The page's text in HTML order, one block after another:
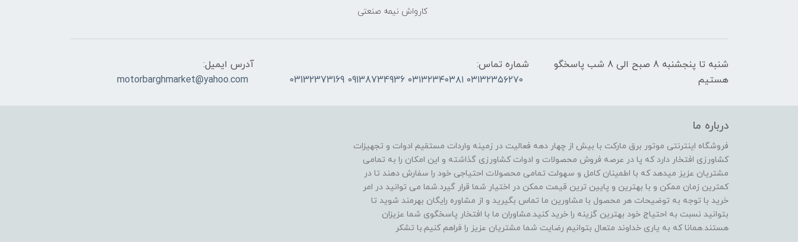
کارواش نیمه صنعتی
شنبه تا پنجشنبه 8 صبح الی 8 شب پاسخگو
هستیم
شماره تماس:
۰۳۱۳۲۳۵۶۲۷۰ ۰۳۱۳۲۳۴۰۳۸۱ 09138734936 03132373169
آدرس ایمیل:
motorbarghmarket@yahoo.com
درباره ما
فروشگاه اینترنتی موتور برق مارکت با بیش از چهار دهه فعالیت در زمینه واردات مستقیم ادوات و تجهیزات
کشاورزی افتخار دارد که پا در عرصه فروش محصولات و ادوات کشاورزی گذاشته و این امکان را به تمامی
مشتریان عزیز میدهد که با اطمینان کامل و سهولت تمامی محصولات احتیاجی خود را سفارش دهند تا در
کمترین زمان ممکن و با بهترین و پایین ترین قیمت ممکن در اختیار شما قرار گیرد.شما می توانید در امر
خرید با توجه به توضیحات هر محصول با مشاورین ما تماس بگیرید و از مشاوره رایگان بهرمند شوید تا
بتوانید نسبت به احتیاج خود بهترین گزینه را خرید کنید.مشاوران ما با افتخار پاسخگوی شما عزیزان
هستند.همانا که به یاری خداوند متعال بتوانیم رضایت شما مشتریان عزیز را فراهم کنیم.با تشکر